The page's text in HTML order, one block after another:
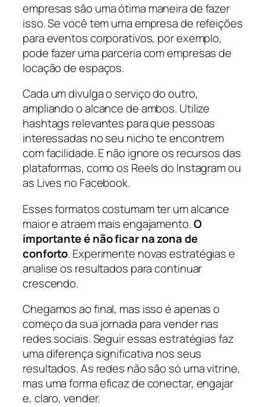
empresas são uma ótima maneira de fazer
isso. Se você tem uma empresa de refeições
para eventos corporativos, por exemplo,
pode fazer uma parceria com empresas de
locação de espaços.
Cada um divulga o serviço do outro,
ampliando o alcance de ambos. Utilize
hashtags relevantes para que pessoas
interessadas no seu nicho te encontrem
com facilidade. E não ignore os recursos das
plataformas, como os Reels do Instagram ou
as Lives no Facebook.
Esses formatos costumam ter um alcance
maior e atraem mais engajamento.O
importante é não ficar na zona de
conforto. Experimente novas estratégias e
analise os resultados para continuar
crescendo.
Chegamos ao final, mas isso é apenas o
começo da sua jornada para vender nas
redes sociais. Seguir essas estratégias faz
uma diferença significativa nos seus
resultados. As redes não são só uma vitrine,
mas uma forma eficaz de conectar, engajar
e, claro, vender.